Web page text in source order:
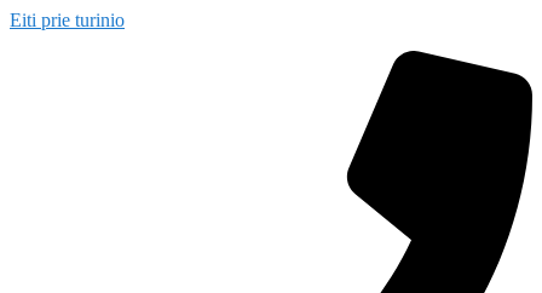
Eiti prie turinio